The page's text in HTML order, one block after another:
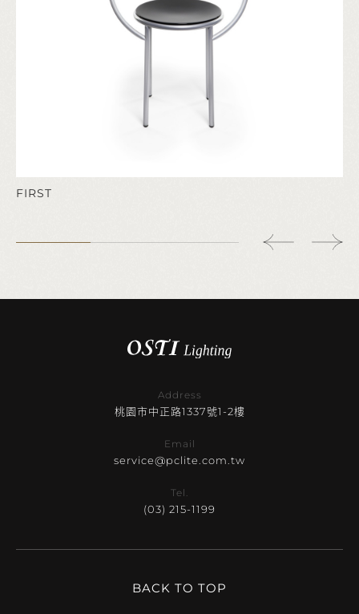
FIRST
Address
桃園市中正路1337號1-2樓
Email
service@pclite.com.tw
Tel.
(03) 215-1199
BACK TO TOP